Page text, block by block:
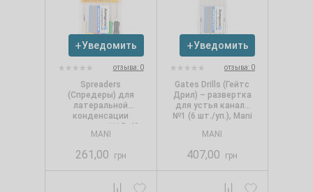
Уведомить
отзыва: 0
Spreaders
(Спредеры) для
латеральной
конденсации
гутаперчи №15-40
(6 шт./уп.), Mani
MANI
261,00 грн
Уведомить
отзыва: 0
Gates Drills (Гейтс
Дрил) – развертка
для устья канала
№1 (6 шт./уп.), Mani
MANI
407,00 грн